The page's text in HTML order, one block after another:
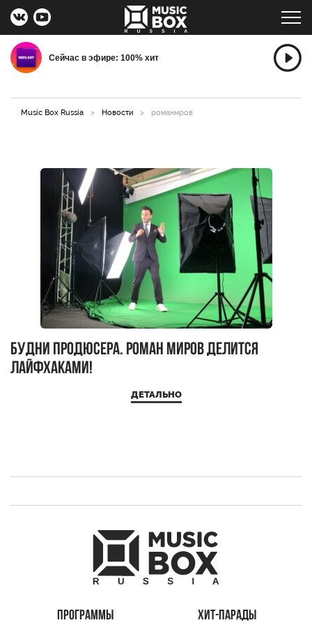
Сейчас в эфире: 100% хит
Music Box Russia > Новости > романмров
Будни продюсера. Роман Миров делится
лайфхаками!
ДЕТАЛЬНО
ПРОГРАММЫ ХИТ-ПАРАДЫ